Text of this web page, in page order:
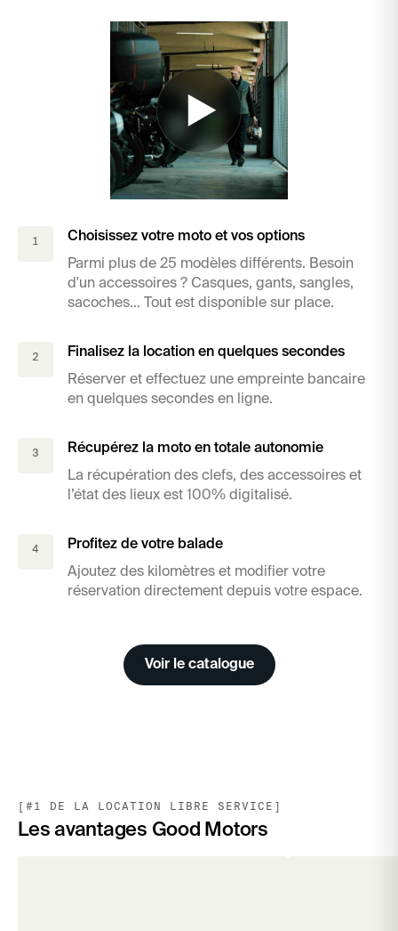
1
Choisissez votre moto et vos options
Parmi plus de 25 modèles différents. Besoin
d'un accessoires ? Casques, gants, sangles,
sacoches... Tout est disponible sur place.
2
Finalisez la location en quelques secondes
Réserver et effectuez une empreinte bancaire
en quelques secondes en ligne.
3
Récupérez la moto en totale autonomie
La récupération des clefs, des accessoires et
l’état des lieux est 100% digitalisé.
4
Profitez de votre balade
Ajoutez des kilomètres et modifier votre
réservation directement depuis votre espace.
Voir le catalogue
[#1 DE LA LOCATION LIBRE SERVICE]
Les avantages Good Motors